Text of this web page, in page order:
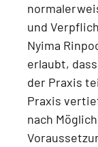
und
Nyima
erlaubt,
der Praxis
Praxis
nach